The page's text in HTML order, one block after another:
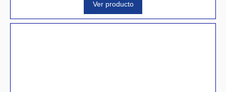
Ver producto